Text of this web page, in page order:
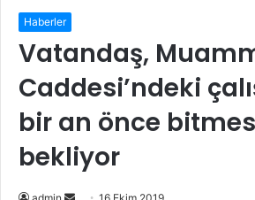
Haberler
Vatandaş,
Caddesi’ndeki
bir an önce
bekliyor
Bir